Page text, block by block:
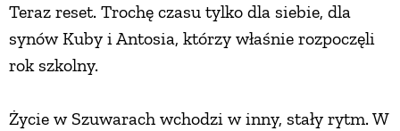
Teraz reset. Trochę czasu tylko dla siebie, dla
synów Kuby i Antosia, którzy właśnie rozpoczęli
rok szkolny.
Życie w Szuwarach wchodzi w inny, stały rytm. W